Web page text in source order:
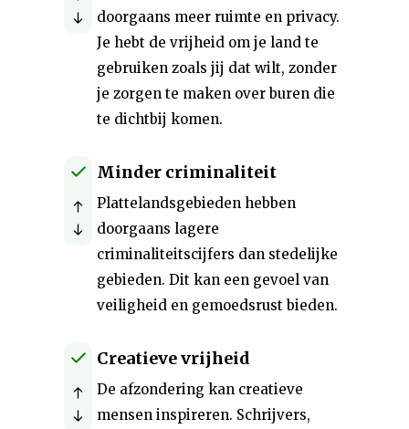
doorgaans meer ruimte en privacy.
Je hebt de vrijheid om je land te
gebruiken zoals jij dat wilt, zonder
je zorgen te maken over buren die
te dichtbij komen.
Minder criminaliteit
Plattelandsgebieden hebben
doorgaans lagere
criminaliteitscijfers dan stedelijke
gebieden. Dit kan een gevoel van
veiligheid en gemoedsrust bieden.
Creatieve vrijheid
De afzondering kan creatieve
mensen inspireren. Schrijvers,